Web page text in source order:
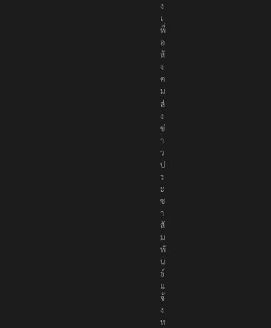
ง
เ
พื่
อ
สั
ง
ค
ม
ส่
ง
ข่
า
ว
ป
ร
ะ
ช
า
สั
ม
พั
น
ธ์
แ
จ้
ง
ห